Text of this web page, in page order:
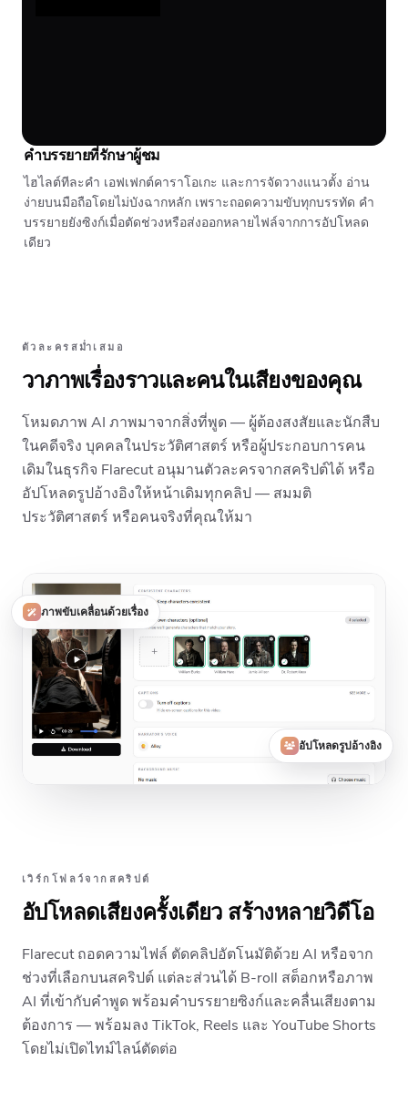
คำบรรยายที่รักษาผู้ชม
ไฮไลต์ทีละคำ เอฟเฟกต์คาราโอเกะ และการจัดวางแนวตั้ง อ่าน
ง่ายบนมือถือโดยไม่บังฉากหลัก เพราะถอดความขับทุกบรรทัด คำ
บรรยายยังซิงก์เมื่อตัดช่วงหรือส่งออกหลายไฟล์จากการอัปโหลด
เดียว
ตัวละครสม่ำเสมอ
วาภาพเรื่องราวและคนในเสียงของคุณ
โหมดภาพ AI ภาพมาจากสิ่งที่พูด — ผู้ต้องสงสัยและนักสืบ
ในคดีจริง บุคคลในประวัติศาสตร์ หรือผู้ประกอบการคน
เดิมในธุรกิจ Flarecut อนุมานตัวละครจากสคริปต์ได้ หรือ
อัปโหลดรูปอ้างอิงให้หน้าเดิมทุกคลิป — สมมติ
ประวัติศาสตร์ หรือคนจริงที่คุณให้มา
ภาพขับเคลื่อนด้วยเรื่อง
อัปโหลดรูปอ้างอิง
เวิร์กโฟลว์จากสคริปต์
อัปโหลดเสียงครั้งเดียว สร้างหลายวิดีโอ
Flarecut ถอดความไฟล์ ตัดคลิปอัตโนมัติด้วย AI หรือจาก
ช่วงที่เลือกบนสคริปต์ แต่ละส่วนได้ B-roll สต็อกหรือภาพ
AI ที่เข้ากับคำพูด พร้อมคำบรรยายซิงก์และคลื่นเสียงตาม
ต้องการ — พร้อมลง TikTok, Reels และ YouTube Shorts
โดยไม่เปิดไทม์ไลน์ตัดต่อ